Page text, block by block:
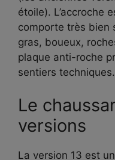
étoile). L’accroche
comporte très bien
gras, boueux,
plaque anti-roche
sentiers techniques.
Le
versions
La version 13 est